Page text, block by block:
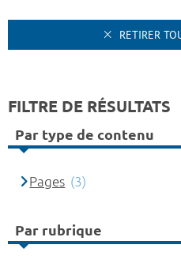
RETIRER
FILTRE DE RÉSULTATS
Par type de contenu
Pages (3)
Par rubrique